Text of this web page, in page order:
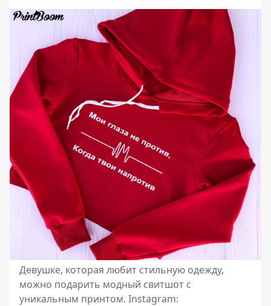
Девушке, которая любит стильную одежду,
можно подарить модный свитшот с
уникальным принтом. Instagram: